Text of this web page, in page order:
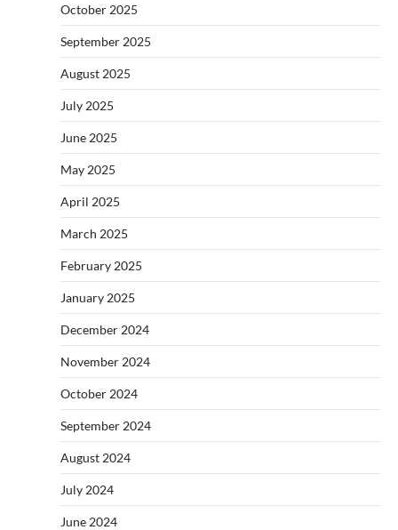
October 2025
September 2025
August 2025
July 2025
June 2025
May 2025
April 2025
March 2025
February 2025
January 2025
December 2024
November 2024
October 2024
September 2024
August 2024
July 2024
June 2024